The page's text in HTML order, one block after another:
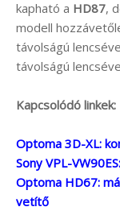
kapható a HD87,
modell
távolságú
távolságú
Kapcsolódó linkek:
Optoma 3D-XL:
Sony VPL-
Optoma HD67:
vetítő